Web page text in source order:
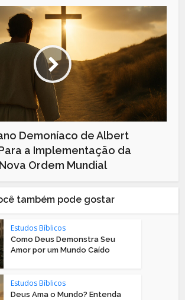
Demoníaco de Albert
a Implementação da
Nova Ordem Mundial
também pode gostar
Estudos Bíblicos
Como Deus Demonstra Seu
Amor por um Mundo Caído
Estudos Bíblicos
Deus Ama o Mundo? Entenda